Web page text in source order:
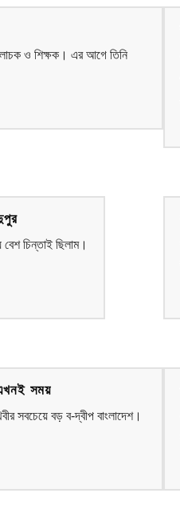
ও শিক্ষক। এর আগে তিনি
বেশ চিন্তাই ছিলাম।
এখনই সময়
সবচেয়ে বড় ব-দ্বীপ বাংলাদেশ।